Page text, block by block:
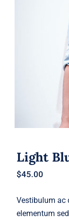
Light
$45.00
Vestibulum ac
elementum